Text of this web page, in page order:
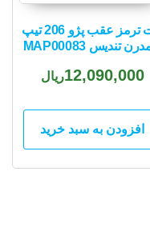
لنت ترمز عقب پژو 206 تیپ
12,090,000ریال
افزودن به سبد خرید